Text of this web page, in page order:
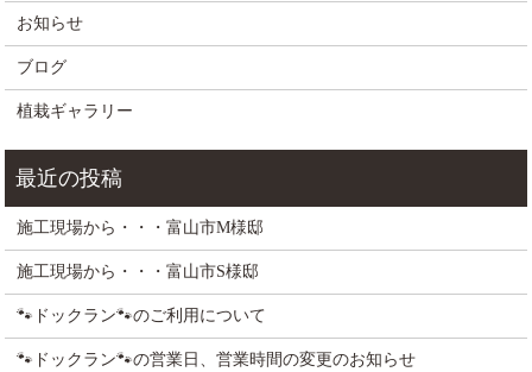
お知らせ
ブログ
植栽ギャラリー
施工現場から・・・富山市M様邸
施工現場から・・・富山市S様邸
🐾ドックラン🐾のご利用について
🐾ドックラン🐾の営業日、営業時間の変更のお知らせ